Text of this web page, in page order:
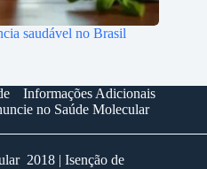
saudável no Brasil
Informações Adicionais
no Saúde Molecular
2018 | Isenção de